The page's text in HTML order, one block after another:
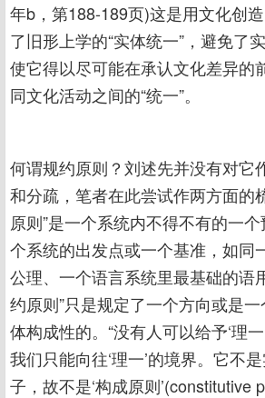
年b，第188-189页)这是用文化创
了旧形上学的“实体统一”，避免了
使它得以尽可能在承认文化差异的
同文化活动之间的“统一”。
何谓规约原则？刘述先并没有对它
和分疏，笔者在此尝试作两方面的
原则”是一个系统内不得不有的一
个系统的出发点或一个基准，如同
公理、一个语言系统里最基础的语
约原则”只是规定了一个方向或是
体构成性的。“没有人可以给予‘理
我们只能向往‘理一’的境界。它不
子，故不是‘构成原则’(constitutive